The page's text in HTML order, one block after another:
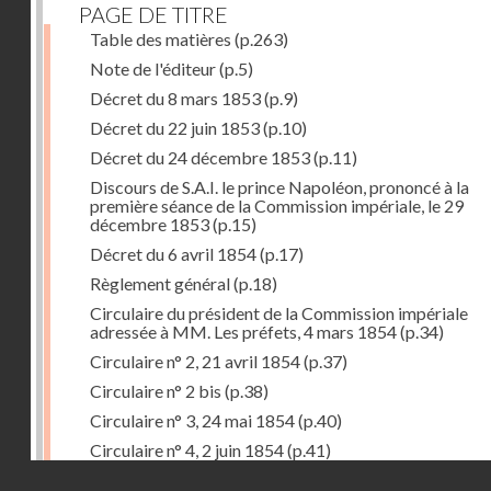
PAGE DE TITRE
Table des matières (p.263)
Note de l'éditeur(p.5)
Décret du 8 mars 1853(p.9)
Décret du 22 juin 1853(p.10)
Décret du 24 décembre 1853(p.11)
Discours de S.A.I. le prince Napoléon, prononcé à la
première séance de la Commission impériale, le 29
décembre 1853(p.15)
Décret du 6 avril 1854(p.17)
Règlement général(p.18)
Circulaire du président de la Commission impériale
adressée à MM. Les préfets, 4 mars 1854(p.34)
Circulaire n° 2, 21 avril 1854(p.37)
Circulaire n° 2 bis (p.38)
Circulaire n° 3, 24 mai 1854(p.40)
Circulaire n° 4, 2 juin 1854(p.41)